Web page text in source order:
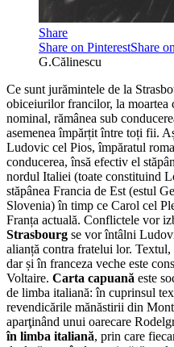
Share
Share on PinterestShare
G.Călinescu
Ce sunt jurămintele de la
obiceiurilor francilor, la moartea
nominal, rămânea sub
asemenea împărțit între toți fii.
Ludovic cel Pios, împăratul
conducerea, însă efectiv el
nordul Italiei (toate constituind
stăpânea Francia de Est (estul
Slovenia) în timp ce Carol cel
Franța actuală. Conflictele vor
Strasbourg se vor întâlni
alianță contra fratelui lor.
dar și în franceza veche este
Voltaire. Carta capuană este
de limba italiană: în cuprinsul
revendicările mănăstirii din
aparţinând unui oarecare
în limba italiană, prin care